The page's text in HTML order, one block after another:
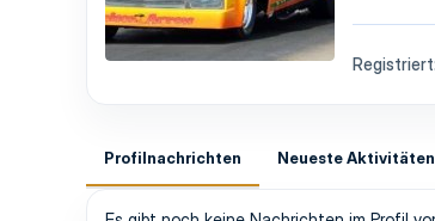
Registriert
Profilnachrichten Neueste Aktivitäten